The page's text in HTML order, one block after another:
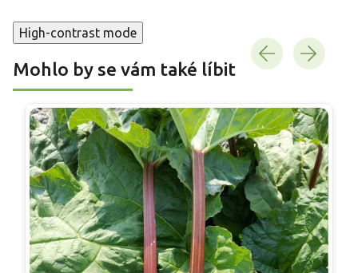
High-contrast mode
Mohlo by se vám také líbit